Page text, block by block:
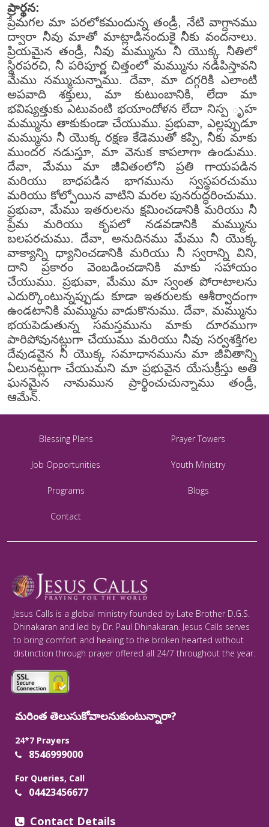
ప్రార్థన:
ప్రేమగల మా పరలోకమందున్న తండ్రీ, నేటి వాగ్దానము
ద్వారా నీవు మాతో మాట్లాడినందుకై నీకు వందనాలు.
ప్రియమైన తండ్రీ, నీవు మమ్మును నీ యొక్క నీతిలో
స్థిరపరచి, నీ పరిపూర్ణ చిత్తంలో మమ్మును నడిపిస్తావని
మేము నమ్ముచున్నాము. దేవా, మా దగ్గరికి ఎలాంటి
అపవాది శక్తులు, మా కుటుంబానికి, లేదా మా
భవిష్యత్తుకు ఎటువంటి భయాందోళన లేదా నిస్ప ృహ
మమ్మును తాకుకుండా చేయుము. ప్రభువా, ఎల్లప్పుడూ
మమ్మును నీ యొక్క రక్షణ కేడెముతో కప్పి, నీకు మాకు
ముందర నడుస్తూ, మా వెనుక కాపలాగా ఉండుము.
దేవా, మేము మా జీవితంలోని ప్రతి గాయపడిన
మరియు బాధపడిన భాగమును స్వస్థపరచుము
మరియు కోల్పోయిన వాటిని మరల పునరుద్ధరించుము.
ప్రభువా, మేము ఇతరులను క్షమించడానికి మరియు నీ
ప్రేమ మరియు కృపలో నడవడానికి మమ్మును
బలపరచుము. దేవా, అనుదినము మేము నీ యొక్క
వాక్యాన్ని ధ్యానించడానికి మరియు నీ స్వరాన్ని విని,
దాని ప్రకారం వెంబడించడానికి మాకు సహాయం
చేయుము. ప్రభువా, మేము మా స్వంత పోరాటాలను
ఎదుర్కొంటున్నప్పుడు కూడా ఇతరులకు ఆశీర్వాదంగా
ఉండటానికి మమ్మును వాడుకొనుము. దేవా, మమ్మును
భయపెడుతున్న సమస్తమును మాకు దూరముగా
పారిపోవునట్లుగా చేయుము మరియు నీవు సర్వశక్తిగల
దేవుడవైన నీ యొక్క సమాధానమును మా జీవితాన్ని
ఏలునట్లుగా చేయుమని మా ప్రభువైన యేసుక్రీస్తు అతి
ఘనమైన నామమున ప్రార్థించుచున్నాము తండ్రీ,
ఆమేన్.
Blessing Plans Prayer Towers
Job Opportunities Youth Ministry
Programs Blogs
Contact
Jesus Calls is a global ministry founded by Late Brother D.G.S.
Dhinakaran and led by Dr. Paul Dhinakaran. Jesus Calls serves
to bring comfort and healing to the broken hearted without
distinction through prayer offered all 24/7 throughout the year.
మరింత తెలుసుకోవాలనుకుంటున్నారా?
24*7 Prayers
8546999000
For Queries, Call
04423456677
Contact Details